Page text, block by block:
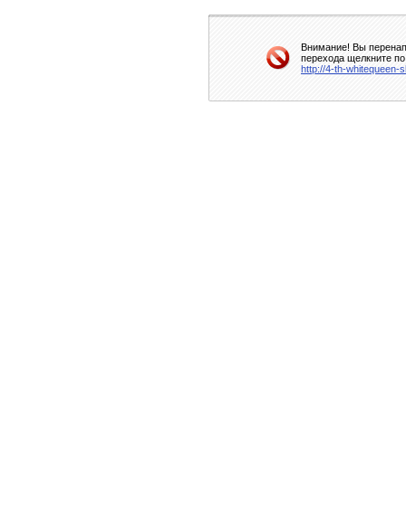
Внимание! Вы
перехода щелкните
http://4-th-whitequeen-